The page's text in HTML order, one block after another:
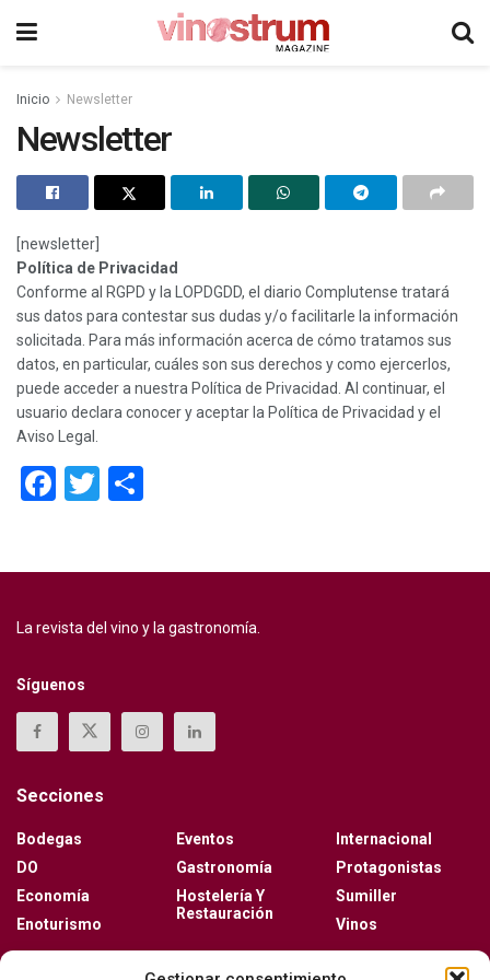
Inicio Newsletter
Newsletter
[newsletter]
Política de Privacidad
Conforme al RGPD y la LOPDGDD, el diario Complutense tratará
sus datos para contestar sus dudas y/o facilitarle la información
solicitada. Para más información acerca de cómo tratamos sus
datos, en particular, cuáles son sus derechos y como ejercerlos,
puede acceder a nuestra Política de Privacidad. Al continuar, el
usuario declara conocer y aceptar la Política de Privacidad y el
Aviso Legal.
Facebook
Twitter
La revista del vino y la gastronomía.
Síguenos
Secciones
Bodegas
DO
Economía
Enoturismo
Eventos
Gastronomía
Hostelería Y
Restauración
Internacional
Protagonistas
Sumiller
Vinos